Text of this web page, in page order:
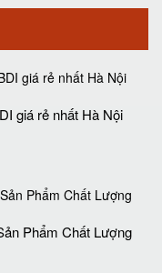
giá rẻ nhất Hà Nội
Phẩm Chất Lượng‎